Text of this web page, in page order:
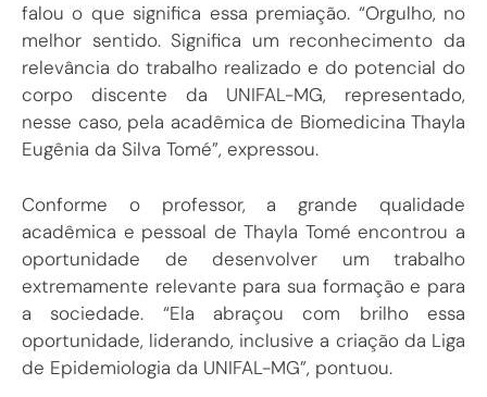
falou o que significa essa premiação. “Orgulho, no
melhor sentido. Significa um reconhecimento da
relevância do trabalho realizado e do potencial do
corpo discente da UNIFAL-MG, representado,
nesse caso, pela acadêmica de Biomedicina Thayla
Eugênia da Silva Tomé”, expressou.
Conforme o professor, a grande qualidade
acadêmica e pessoal de Thayla Tomé encontrou a
oportunidade de desenvolver um trabalho
extremamente relevante para sua formação e para
a sociedade. “Ela abraçou com brilho essa
oportunidade, liderando, inclusive a criação da Liga
de Epidemiologia da UNIFAL-MG”, pontuou.